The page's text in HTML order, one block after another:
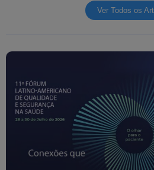
Ver Todos os